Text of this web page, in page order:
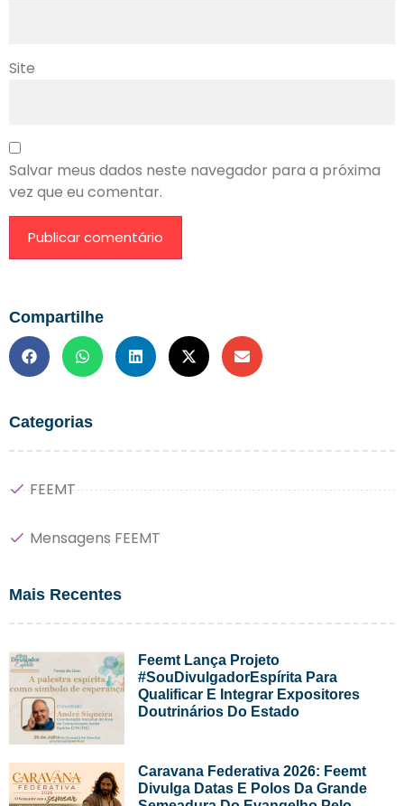
Compartilhe
Categorias
FEEMT
Mensagens FEEMT
Mais Recentes
Feemt Lança Projeto
#SouDivulgadorEspírita Para
Qualificar E Integrar Expositores
Doutrinários Do Estado
Caravana Federativa 2026: Feemt
Divulga Datas E Polos Da Grande
Site
Salvar meus dados neste navegador para a próxima
vez que eu comentar.